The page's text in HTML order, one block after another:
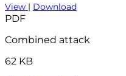
View | Download
PDF
Combined attack
62 KB